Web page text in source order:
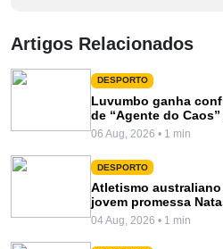
Artigos Relacionados
DESPORTO
Luvumbo ganha
de “Agente do
06 Aug, 2026 • 1 min
DESPORTO
Atletismo
jovem promessa
04 Aug, 2026 • 1 min